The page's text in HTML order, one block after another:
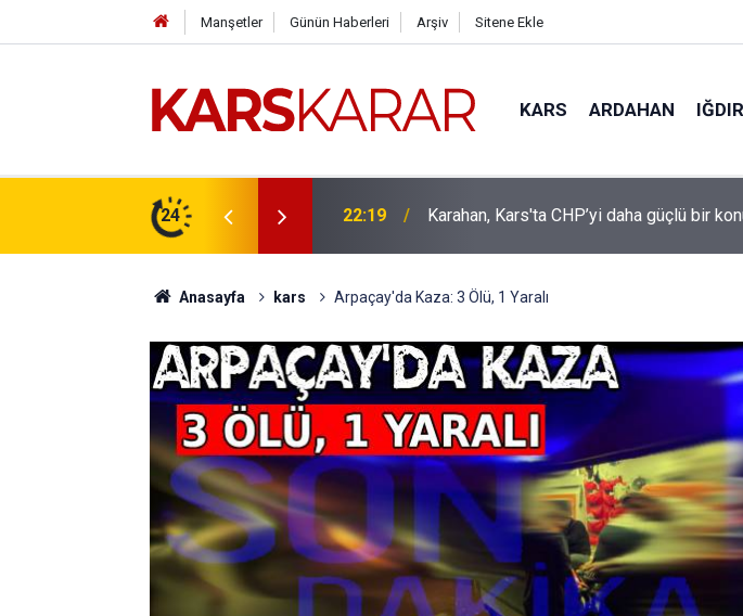
Manşetler Günün Haberleri Arşiv Sitene Ekle
KARS ARDAHAN IĞDIR
24
bir konuma taşıyacağız 16:15 Uludaşdemir, YENİ Parti’nin kurucu il
Anasayfa kars Arpaçay'da Kaza: 3 Ölü, 1 Yaralı